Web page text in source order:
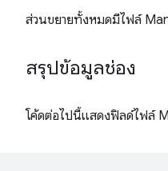
ส่วนขยายทั้งหมดมีไฟล์
สรุปข้อมูลช่อง
โค้ดต่อไปนี้แสดงฟิลด์ไฟล์